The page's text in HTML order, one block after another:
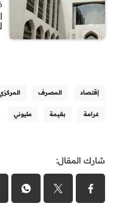
إقتصاد المصرف
غرامة بقيمة مليوني
شارك المقال: